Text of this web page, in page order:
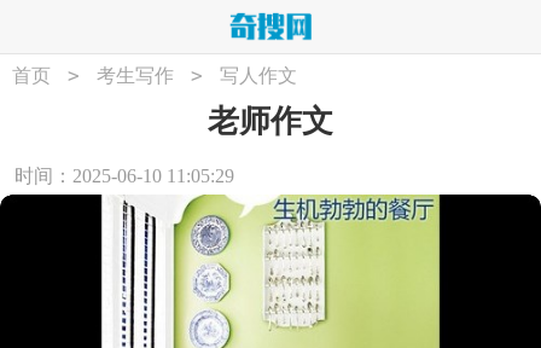
首页 > 考生写作 > 写人作文
老师作文
时间：2025-06-10 11:05:29